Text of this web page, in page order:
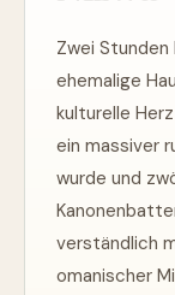
Zwei
ehemalige
kulturelle
ein massiver
wurde und
verständlich
omanischer